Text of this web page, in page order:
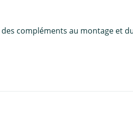
compléments au montage et